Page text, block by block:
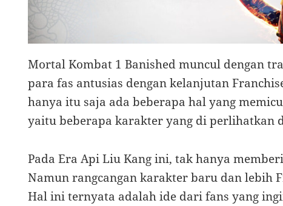
Mortal Kombat 1 Banished muncul dengan
para fas antusias dengan kelanjutan
hanya itu saja ada beberapa hal yang
yaitu beberapa karakter yang di perlihatkan
Pada Era Api Liu Kang ini, tak hanya
Namun rangcangan karakter baru dan lebih
Hal ini ternyata adalah ide dari fans yang